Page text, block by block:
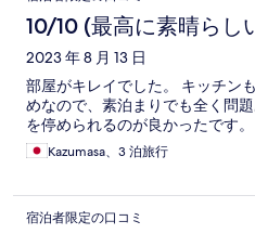
10/10 (最高に素晴らし
2023 年 8 月 13 日
部屋がキレイでした。 キッチン
めなので、素泊まりでも全く問
を停められるのが良かったです。
Kazumasa、3 泊旅行
宿泊者限定の口コミ